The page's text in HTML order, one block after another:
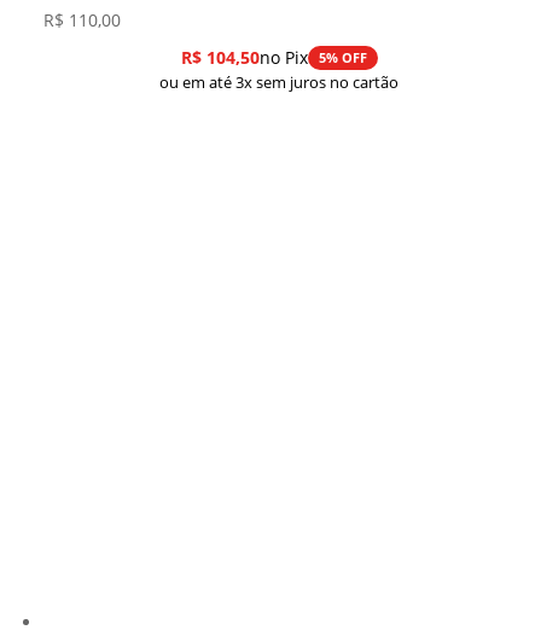
R$ 110,00
R$104,50no Pix 5% OFF
ou em até 3x sem juros no cartão